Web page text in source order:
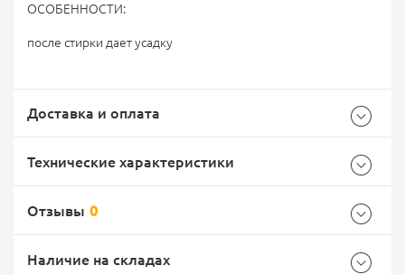
ОСОБЕННОСТИ:
после стирки дает усадку
Доставка и оплата
Доставка Почтой России
EMS Почта России
Технические характеристики
Размер 44/170-176
Отзывы 0
Наличие на складах